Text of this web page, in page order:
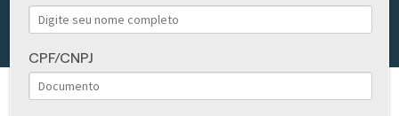
CPF/CNPJ